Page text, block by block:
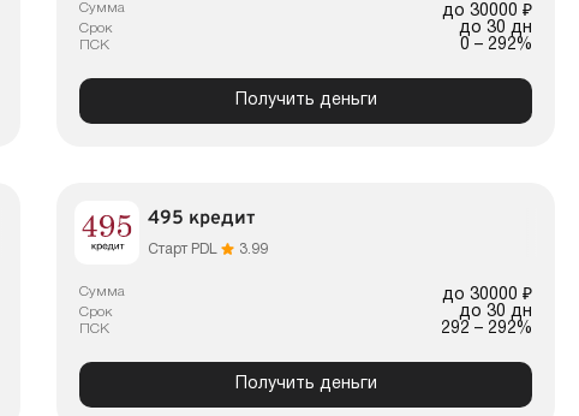
Сумма до 30000 ₽
Срок до 30 дн
ПСК 0 – 292%
Получить деньги
495 кредит
Старт PDL 3.99
Сумма до 30000 ₽
Срок до 30 дн
ПСК 292 – 292%
Получить деньги